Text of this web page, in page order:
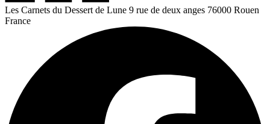
Les Carnets du Dessert de Lune 9 rue de deux anges 76000 Rouen
France